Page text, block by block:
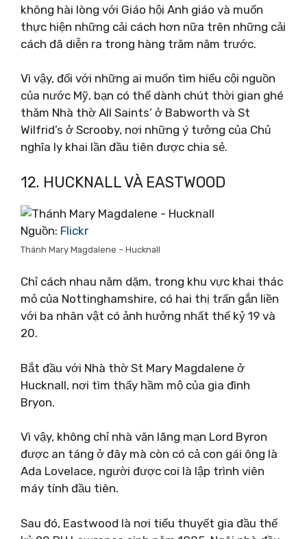
không hài lòng với Giáo hội Anh giáo và muốn
thực hiện những cải cách hơn nữa trên những cải
cách đã diễn ra trong hàng trăm năm trước.
Vì vậy, đối với những ai muốn tìm hiểu cội nguồn
của nước Mỹ, bạn có thể dành chút thời gian ghé
thăm Nhà thờ All Saints’ ở Babworth và St
Wilfrid’s ở Scrooby, nơi những ý tưởng của Chủ
nghĩa ly khai lần đầu tiên được chia sẻ.
12. HUCKNALL VÀ EASTWOOD
Nguồn: Flickr
Thánh Mary Magdalene – Hucknall
Chỉ cách nhau năm dặm, trong khu vực khai thác
mỏ của Nottinghamshire, có hai thị trấn gắn liền
với ba nhân vật có ảnh hưởng nhất thế kỷ 19 và
20.
Bắt đầu với Nhà thờ St Mary Magdalene ở
Hucknall, nơi tìm thấy hầm mộ của gia đình
Bryon.
Vì vậy, không chỉ nhà văn lãng mạn Lord Byron
được an táng ở đây mà còn có cả con gái ông là
Ada Lovelace, người được coi là lập trình viên
máy tính đầu tiên.
Sau đó, Eastwood là nơi tiểu thuyết gia đầu thế